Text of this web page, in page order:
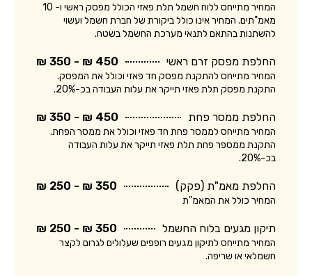
המחיר מתייחס ללוח חשמל תלת פאזי הכולל מפסק ראשי ו- 10
מאמ"תים. המחיר אינו כולל ביקורת של חברת חשמל ועשוי
להשתנות בהתאם לתנאי מערכת החשמל בשטח.
החלפת מפסק זרם ראשי 450 ₪ - 350 ₪
המחיר מתייחס להתקנת מפסק חד פאזי וכולל את המפסק.
התקנת מפסק תלת פאזי תייקר את עלות העבודה בכ-20%.
החלפת ממסר פחת 450 ₪ - 350 ₪
המחיר מתייחס לממסר פחת חד פאזי וכולל את ממסר הפחת.
התקנת ממספר פחת תלת פאזי תייקר את עלות העבודה
בכ-20%.
החלפת מאמ"ת (פקק) 350 ₪ - 250 ₪
המחיר כולל את המאמ"ת
תיקון מגעים בלוח החשמל 350 ₪ - 250 ₪
המחיר מתייחס לתיקון מגעים רופפים שעלולים לגרום לקצר
חשמלאי או שריפה.